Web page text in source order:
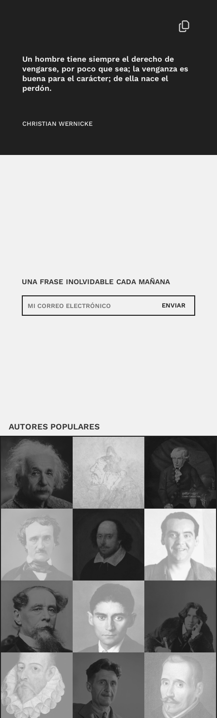
Un hombre tiene siempre el derecho de
vengarse, por poco que sea; la venganza es
buena para el carácter; de ella nace el
perdón.
CHRISTIAN WERNICKE
UNA FRASE INOLVIDABLE CADA MAÑANA
ENVIAR
AUTORES POPULARES